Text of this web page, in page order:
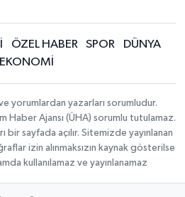
ÖZEL HABER SPOR
DÜNYA
EKONOMİ
yorumlardan yazarları sorumludur.
Haber Ajansı (ÜHA) sorumlu tutulamaz.
sayfada açılır. Sitemizde yayınlanan
izin alınmaksızın kaynak gösterilse
kullanılamaz ve yayınlanamaz